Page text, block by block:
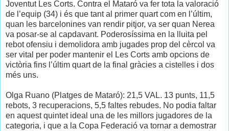
Joventut Les Corts. Contra el Mataró va fer tota la valoració
de l’equip (34) i és que tant al primer quart com en l’últim,
quan les barcelonines van rendir pitjor, va ser quan Nerea
va posar-se al capdavant. Poderosíssima en la lluita pel
rebot ofensiu i demolidora amb jugades prop del cèrcol va
ser vital per poder mantenir el Les Corts amb opcions de
victòria fins l’últim quart de la final gràcies a cistelles i dos
més uns.
Olga Ruano (Platges de Mataró): 21,5 VAL. 13 punts, 11,5
rebots, 3 recuperacions, 5,5 faltes rebudes. No podia faltar
en aquest quintet ideal una de les millors jugadores de la
categoria, i que a la Copa Federació va tornar a demostrar